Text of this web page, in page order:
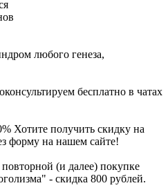
любого генеза,
бесплатно в чатах
Хотите получить скидку на
форму на нашем сайте!
(и далее) покупке
- скидка 800 рублей.